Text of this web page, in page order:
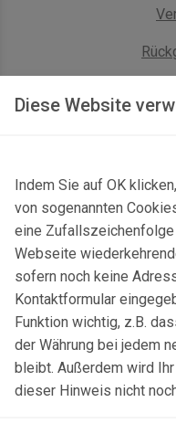
Diese Website
Indem Sie auf OK
von sogenannten
eine
Webseite
sofern noch keine
Kontaktformular
Funktion wichtig, z.B.
der Währung bei jedem
bleibt. Außerdem wird
dieser Hinweis nicht
Gersbach 10,